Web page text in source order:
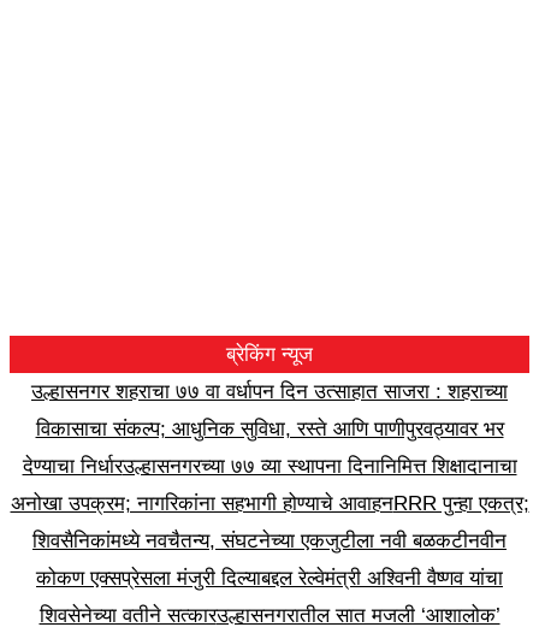
ब्रेकिंग न्यूज
उल्हासनगर शहराचा ७७ वा वर्धापन दिन उत्साहात साजरा : शहराच्या
विकासाचा संकल्प; आधुनिक सुविधा, रस्ते आणि पाणीपुरवठ्यावर भर
देण्याचा निर्धारउल्हासनगरच्या ७७ व्या स्थापना दिनानिमित्त शिक्षादानाचा
अनोखा उपक्रम; नागरिकांना सहभागी होण्याचे आवाहनRRR पुन्हा एकत्र;
शिवसैनिकांमध्ये नवचैतन्य, संघटनेच्या एकजुटीला नवी बळकटीनवीन
कोकण एक्सप्रेसला मंजुरी दिल्याबद्दल रेल्वेमंत्री अश्विनी वैष्णव यांचा
शिवसेनेच्या वतीने सत्कारउल्हासनगरातील सात मजली ‘आशालोक’